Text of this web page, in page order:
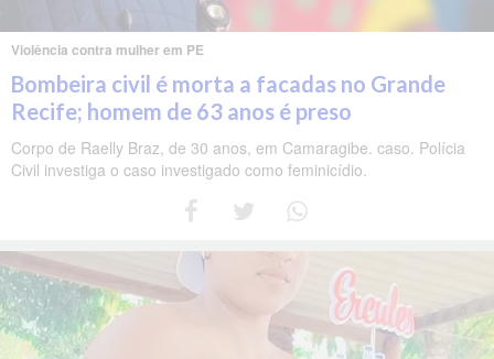
Violência contra mulher em PE
Bombeira civil é morta a facadas no Grande
Recife; homem de 63 anos é preso
Corpo de Raelly Braz, de 30 anos, em Camaragibe. caso. Polícia
Civil investiga o caso investigado como feminicídio.